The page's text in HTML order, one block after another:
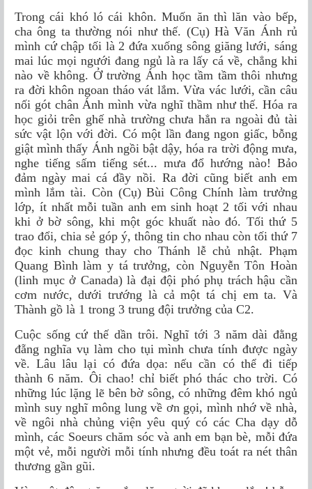
Trong cái khó ló cái khôn. Muốn ăn thì lăn vào bếp,
cha ông ta thường nói như thế. (Cụ) Hà Văn Ánh rủ
mình cứ chập tối là 2 đứa xuống sông giăng lưới, sáng
mai lúc mọi ngưới đang ngủ là ra lấy cá về, chẳng khi
nào về không. Ở trường Ánh học tầm tầm thôi nhưng
ra đời khôn ngoan tháo vát lắm. Vừa vác lưới, cần câu
nối gót chân Ánh mình vừa nghĩ thầm như thế. Hóa ra
học giỏi trên ghế nhà trường chưa hẳn ra ngoài đủ tài
sức vật lộn với đời. Có một lần đang ngon giấc, bỗng
giật mình thấy Ánh ngồi bật dậy, hóa ra trời động mưa,
nghe tiếng sấm tiếng sét... mưa đổ hướng nào! Bảo
đảm ngày mai cá đầy nồi. Ra đời cũng biết anh em
mình lắm tài. Còn (Cụ) Bùi Công Chính làm trưởng
lớp, ít nhất mỗi tuần anh em sinh hoạt 2 tối với nhau
khi ở bờ sông, khi một góc khuất nào đó. Tối thứ 5
trao đổi, chia sẻ góp ý, thông tin cho nhau còn tối thứ 7
đọc kinh chung thay cho Thánh lễ chủ nhật. Phạm
Quang Bình làm y tá trưởng, còn Nguyễn Tôn Hoàn
(linh mục ở Canada) là đại đội phó phụ trách hậu cần
cơm nước, dưới trướng là cả một tá chị em ta. Và
Thành gồ là 1 trong 3 trung đội trưởng của C2.
Cuộc sống cứ thế dần trôi. Nghĩ tới 3 năm dài đằng
đẵng nghĩa vụ làm cho tụi mình chưa tính được ngày
về. Lâu lâu lại có đứa dọa: nếu cần có thể đi tiếp
thành 6 năm. Ôi chao! chỉ biết phó thác cho trời. Có
những lúc lặng lẽ bên bờ sông, có những đêm khó ngủ
mình suy nghĩ mông lung về ơn gọi, mình nhớ về nhà,
về ngôi nhà chủng viện yêu quý có các Cha dạy dỗ
mình, các Soeurs chăm sóc và anh em bạn bè, mỗi đứa
một vẻ, mỗi người mỗi tính nhưng đều toát ra nét thân
thương gần gũi.